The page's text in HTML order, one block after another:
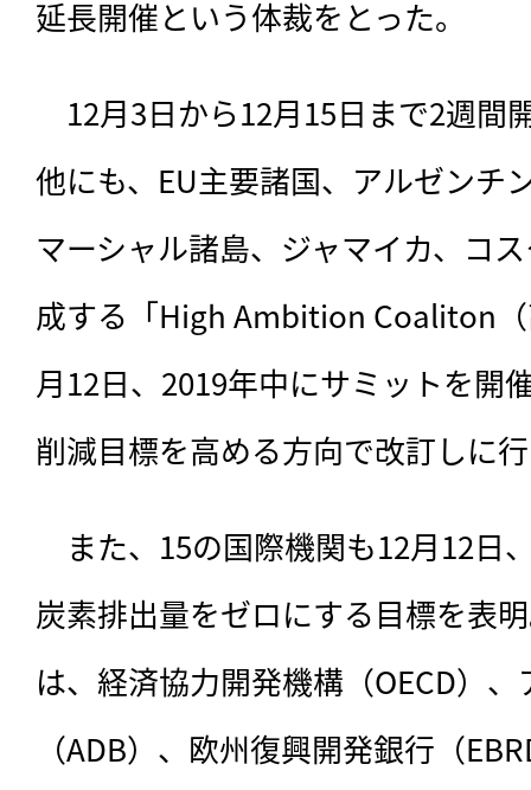
延長開催という体裁をとった。
12月3日から12月15日まで2週間
他にも、EU主要諸国、アルゼンチ
マーシャル諸島、ジャマイカ、コ
成する「High Ambition Coaliton
月12日、2019年中にサミットを開
削減目標を高める方向で改訂しに
また、15の国際機関も12月12日
炭素排出量をゼロにする目標を表
は、経済協力開発機構（OECD）
（ADB）、欧州復興開発銀行（